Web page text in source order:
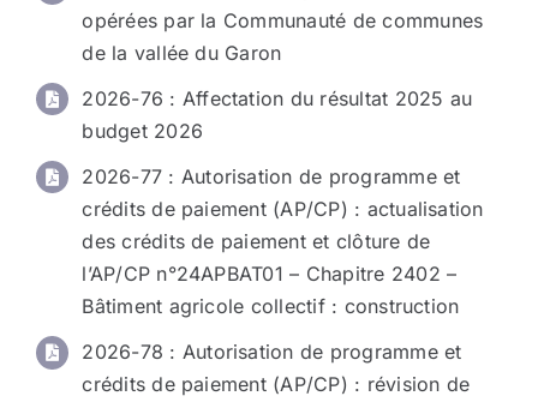
opérées par la Communauté de communes
de la vallée du Garon
2026-76 : Affectation du résultat 2025 au
budget 2026
2026-77 : Autorisation de programme et
crédits de paiement (AP/CP) : actualisation
des crédits de paiement et clôture de
l’AP/CP n°24APBAT01 – Chapitre 2402 –
Bâtiment agricole collectif : construction
2026-78 : Autorisation de programme et
crédits de paiement (AP/CP) : révision de